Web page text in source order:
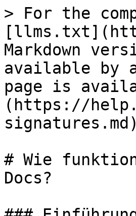
> For the
Markdown
available by
page is
(https://
# Wie
Docs?